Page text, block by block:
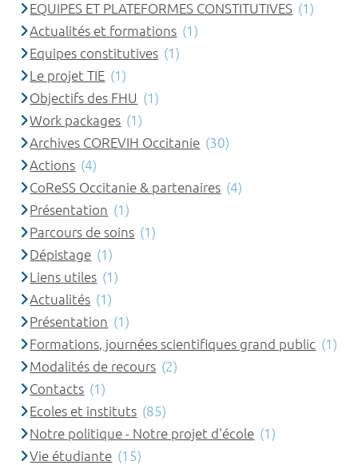
EQUIPES ET PLATEFORMES CONSTITUTIVES (1)
Actualités et formations (1)
Equipes constitutives (1)
Le projet TIE (1)
Objectifs des FHU (1)
Work packages (1)
Archives COREVIH Occitanie (30)
Actions (4)
CoReSS Occitanie & partenaires (4)
Présentation (1)
Parcours de soins (1)
Dépistage (1)
Liens utiles (1)
Actualités (1)
Présentation (1)
Formations, journées scientifiques grand public (1)
Modalités de recours (2)
Contacts (1)
Ecoles et instituts (85)
Notre politique - Notre projet d'école (1)
Vie étudiante (15)